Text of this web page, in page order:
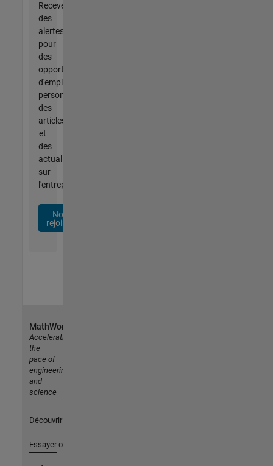
Recevez
des
alertes
pour
des
opportunités
d'emploi
personnalisées,
des
articles
et
des
actualités
sur
l'entreprise.
Nous
rejoindre
MathWorks
Accelerating
the
pace of
engineering
and
science
Découvrir les produits
Essayer ou acheter